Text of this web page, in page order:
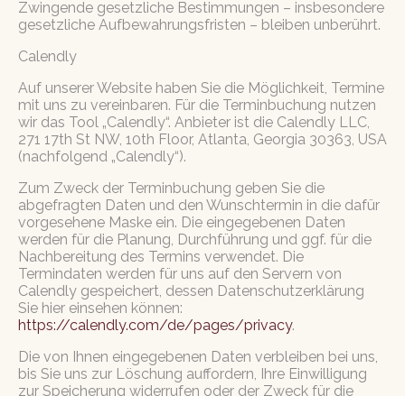
Zwingende gesetzliche Bestimmungen – insbesondere
gesetzliche Aufbewahrungsfristen – bleiben unberührt.
Calendly
Auf unserer Website haben Sie die Möglichkeit, Termine
mit uns zu vereinbaren. Für die Terminbuchung nutzen
wir das Tool „Calendly“. Anbieter ist die Calendly LLC,
271 17th St NW, 10th Floor, Atlanta, Georgia 30363, USA
(nachfolgend „Calendly“).
Zum Zweck der Terminbuchung geben Sie die
abgefragten Daten und den Wunschtermin in die dafür
vorgesehene Maske ein. Die eingegebenen Daten
werden für die Planung, Durchführung und ggf. für die
Nachbereitung des Termins verwendet. Die
Termindaten werden für uns auf den Servern von
Calendly gespeichert, dessen Datenschutzerklärung
Sie hier einsehen können:
https://calendly.com/de/pages/privacy.
Die von Ihnen eingegebenen Daten verbleiben bei uns,
bis Sie uns zur Löschung auffordern, Ihre Einwilligung
zur Speicherung widerrufen oder der Zweck für die